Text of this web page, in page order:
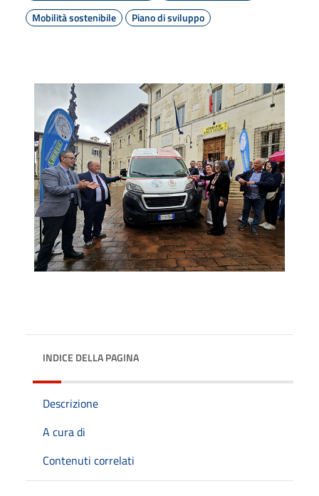
Mobilità sostenibile
Piano di sviluppo
INDICE DELLA PAGINA
Descrizione
A cura di
Contenuti correlati